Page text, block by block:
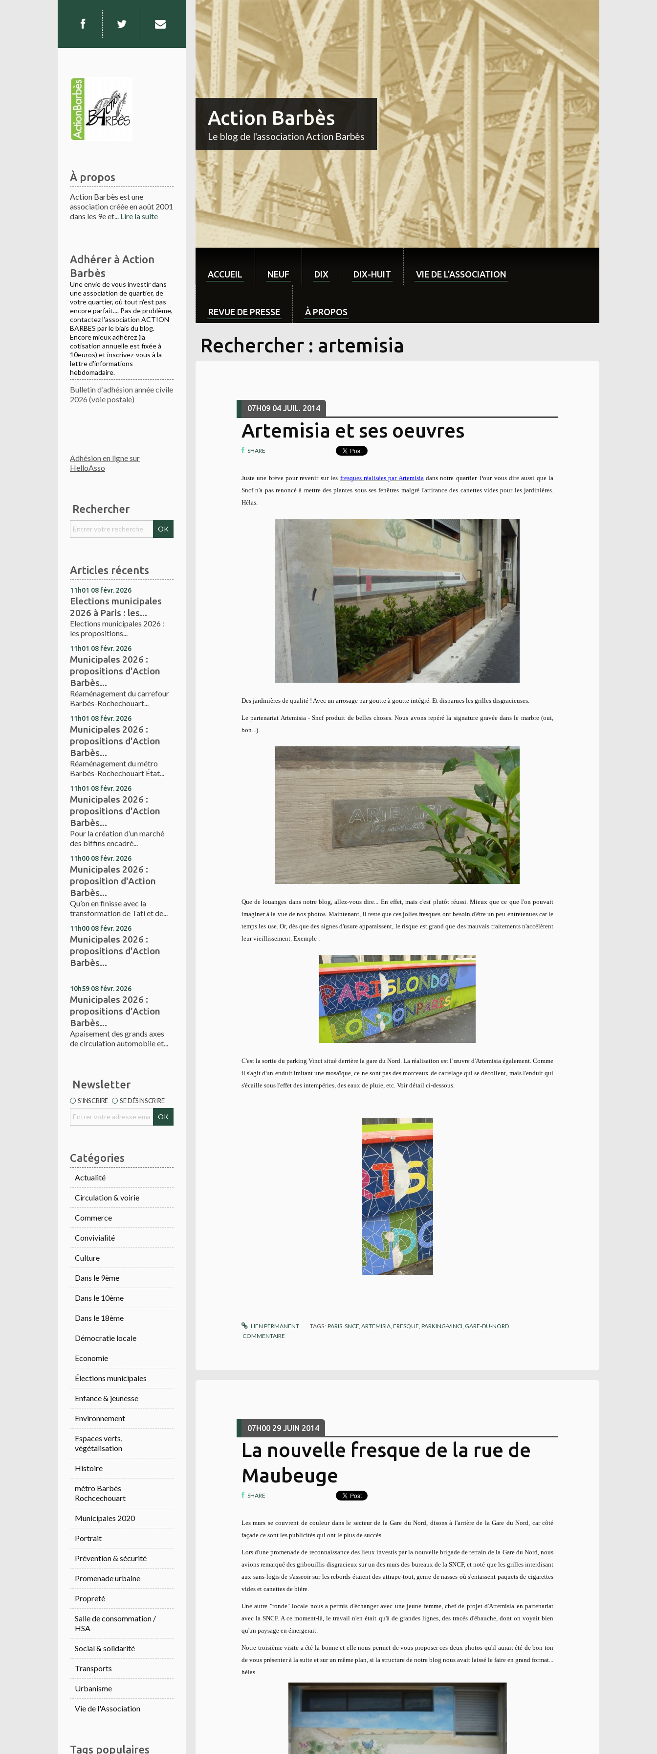
À propos
Action Barbès est une
association créée en août 2001
dans les 9e et... Lire la suite
Adhérer à Action
Barbès
Une envie de vous investir dans
une association de quartier, de
votre quartier, où tout n'est pas
encore parfait.... Pas de problème,
contactez l'association ACTION
BARBES par le biais du blog.
Encore mieux adhérez (la
cotisation annuelle est fixée à
10euros) et inscrivez-vous à la
lettre d'informations
hebdomadaire.
Bulletin d'adhésion année civile
2026 (voie postale)
Adhésion en ligne sur
HelloAsso
Rechercher
Articles récents
11h01 08 févr. 2026
Elections municipales
2026 à Paris : les...
Elections municipales 2026 :
les propositions...
11h01 08 févr. 2026
Municipales 2026 :
propositions d'Action
Barbès...
Réaménagement du carrefour
Barbès-Rochechouart...
11h01 08 févr. 2026
Municipales 2026 :
propositions d'Action
Barbès...
Réaménagement du métro
Barbès-Rochechouart État...
11h01 08 févr. 2026
Municipales 2026 :
propositions d'Action
Barbès...
Pour la création d’un marché
des biffins encadré...
11h00 08 févr. 2026
Municipales 2026 :
proposition d'Action
Barbès...
Qu’on en finisse avec la
transformation de Tati et de...
11h00 08 févr. 2026
Municipales 2026 :
propositions d'Action
Barbès...
10h59 08 févr. 2026
Municipales 2026 :
propositions d'Action
Barbès...
Apaisement des grands axes
de circulation automobile et...
Newsletter
S'INSCRIRE SE DÉSINSCRIRE
Catégories
Actualité
Circulation & voirie
Commerce
Convivialité
Culture
Dans le 9ème
Dans le 10ème
Dans le 18ème
Démocratie locale
Economie
Élections municipales
Enfance & jeunesse
Environnement
Espaces verts,
végétalisation
Histoire
métro Barbès
Rochcechouart
Municipales 2020
Portrait
Prévention & sécurité
Promenade urbaine
Propreté
Salle de consommation /
HSA
Social & solidarité
Transports
Urbanisme
Vie de l'Association
Tags populaires
Action Barbès
Le blog de l'association Action Barbès
ACCUEIL NEUF DIX DIX-HUIT VIE DE L'ASSOCIATION
REVUE DE PRESSE À PROPOS
Rechercher : artemisia
07H09 04 JUIL. 2014
Artemisia et ses oeuvres
SHARE
Juste une brève pour revenir sur les fresques réalisées par Artemisia dans notre quartier. Pour vous dire aussi que la
Sncf n'a pas renoncé à mettre des plantes sous ses fenêtres malgré l'attirance des canettes vides pour les jardinières.
Hélas.
Des jardinières de qualité ! Avec un arrosage par goutte à goutte intégré. Et disparues les grilles disgracieuses.
Le partenariat Artemisia - Sncf produit de belles choses. Nous avons repéré la signature gravée dans le marbre (oui,
bon...).
Que de louanges dans notre blog, allez-vous dire... En effet, mais c'est plutôt réussi. Mieux que ce que l'on pouvait
imaginer à la vue de nos photos. Maintenant, il reste que ces jolies fresques ont besoin d'être un peu entretenues car le
temps les use. Or, dès que des signes d'usure apparaissent, le risque est grand que des mauvais traitements n'accélèrent
leur vieillissement. Exemple :
C'est la sortie du parking Vinci situé derrière la gare du Nord. La réalisation est l’œuvre d'Artemisia également. Comme
il s'agit d'un enduit imitant une mosaïque, ce ne sont pas des morceaux de carrelage qui se décollent, mais l'enduit qui
s'écaille sous l'effet des intempéries, des eaux de pluie, etc. Voir détail ci-dessous.
LIEN PERMANENT TAGS :PARIS,SNCF,ARTEMISIA,FRESQUE,PARKING-VINCI, GARE-DU-NORD
COMMENTAIRE
07H00 29 JUIN 2014
La nouvelle fresque de la rue de
Maubeuge
SHARE
Les murs se couvrent de couleur dans le secteur de la Gare du Nord, disons à l'arrière de la Gare du Nord, car côté
façade ce sont les publicités qui ont le plus de succès.
Lors d'une promenade de reconnaissance des lieux investis par la nouvelle brigade de terrain de la Gare du Nord, nous
avions remarqué des gribouillis disgracieux sur un des murs des bureaux de la SNCF, et noté que les grilles interdisant
aux sans-logis de s'asseoir sur les rebords étaient des attrape-tout, genre de nasses où s'entassent paquets de cigarettes
vides et canettes de bière.
Une autre "ronde" locale nous a permis d'échanger avec une jeune femme, chef de projet d'Artemisia en partenariat
avec la SNCF. A ce moment-là, le travail n'en était qu'à de grandes lignes, des tracés d'ébauche, dont on voyait bien
qu'un paysage en émergerait.
Notre troisième visite a été la bonne et elle nous permet de vous proposer ces deux photos qu'il aurait été de bon ton
de vous présenter à la suite et sur un même plan, si la structure de notre blog nous avait laissé le faire en grand format...
hélas.